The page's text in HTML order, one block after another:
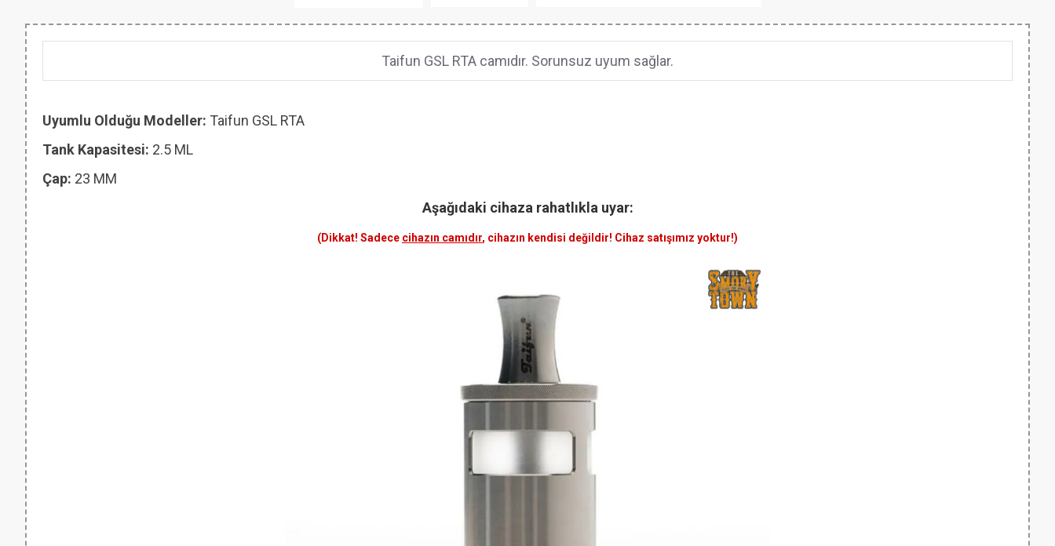
Taifun GSL RTA camıdır. Sorunsuz uyum sağlar.
Uyumlu Olduğu Modeller: Taifun GSL RTA
Tank Kapasitesi: 2.5 ML
Çap: 23 MM
Aşağıdaki cihaza rahatlıkla uyar:
(Dikkat! Sadece cihazın camıdır, cihazın kendisi değildir! Cihaz satışımız yoktur!)